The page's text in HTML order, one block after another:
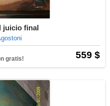
juicio final
559 $
gratis!